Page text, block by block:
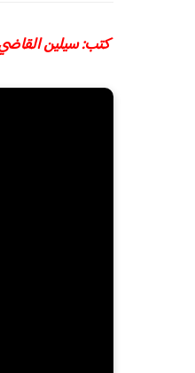
كتب: سيلين